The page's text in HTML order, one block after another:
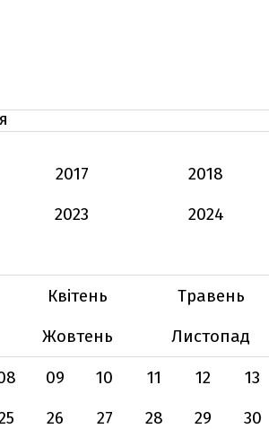
2017 2018
2023 2024
Квітень Травень
Жовтень Листопад
09 10 11 12 13
26 27 28 29 30